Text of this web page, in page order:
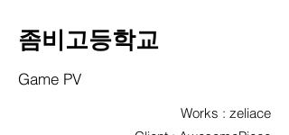
좀비고등학교
Game PV
Works : zeliace